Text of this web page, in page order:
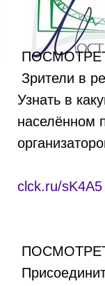
Зрители в
Узнать в
населённом
clck.ru/sK4A5